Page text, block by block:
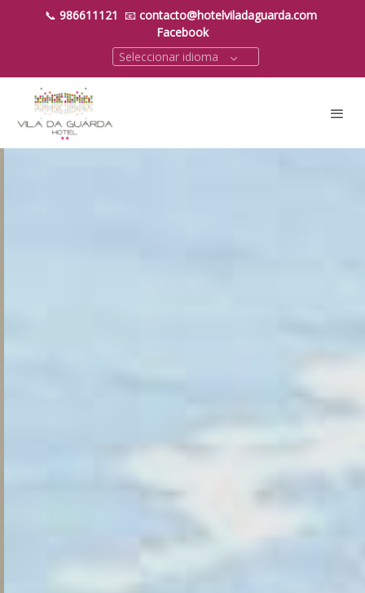
📞 986611121 📧 contacto@hotelviladaguarda.com
Facebook
Seleccionar idioma